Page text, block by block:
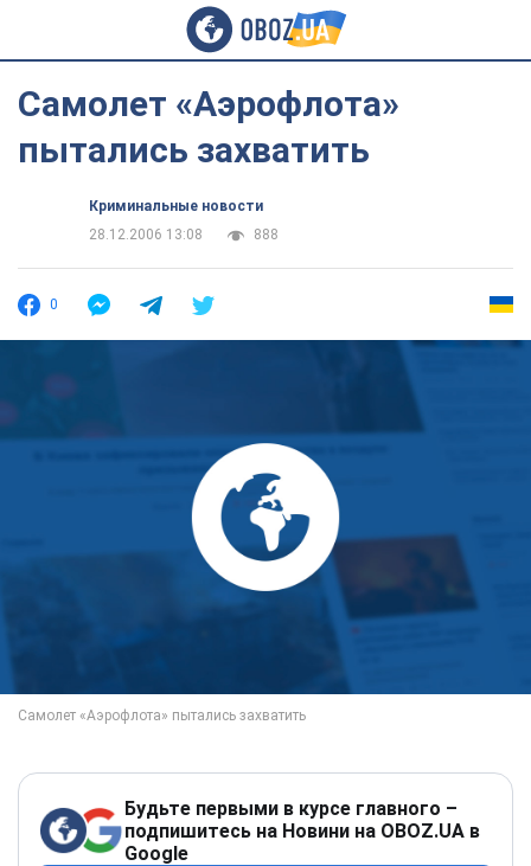
Самолет «Аэрофлота»
пытались захватить
Криминальные новости
28.12.2006 13:08
888
0
Будьте первыми в курсе главного –
подпишитесь на Новини на OBOZ.UA в
Google